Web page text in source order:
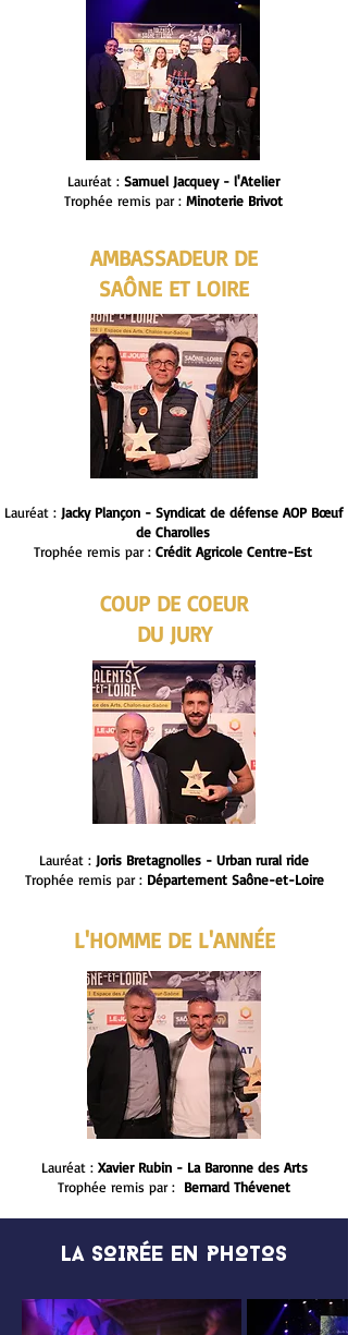
Lauréat : Samuel Jacquey - l'Atelier
Trophée remis par :Minoterie Brivot
AMBASSADEUR DE
SAÔNE ET LOIRE
Lauréat : Jacky Plançon - Syndicat de défense AOP Bœuf
de Charolles
Trophée remis par : Crédit Agricole Centre-Est
COUP DE COEUR
DU JURY
Lauréat : Joris Bretagnolles - Urban rural ride
Trophée remis par :Département Saône-et-Loire
L'HOMME DE L'ANNÉE
Lauréat :Xavier Rubin - La Baronne des Arts
Trophée remis par : Bernard Thévenet
LA SOIRÉE EN PHOTOS